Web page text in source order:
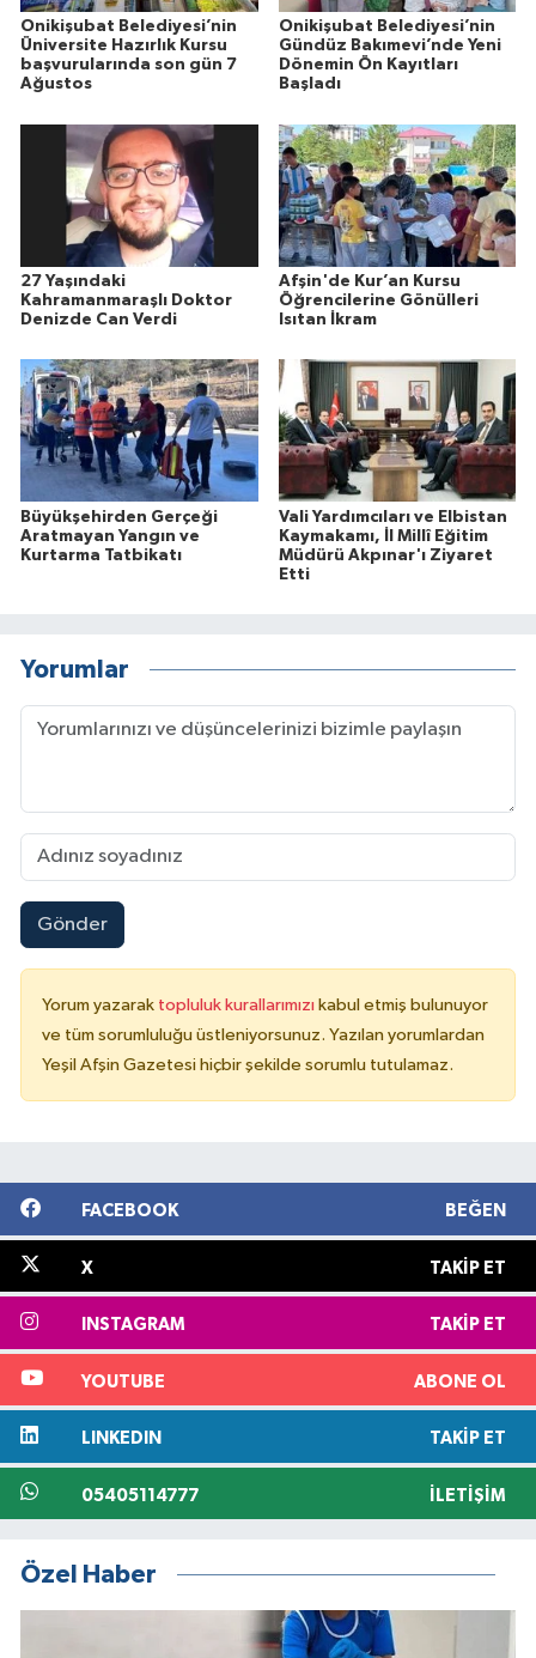
Onikişubat Belediyesi’nin
Üniversite Hazırlık Kursu
başvurularında son gün 7
Ağustos
Onikişubat Belediyesi’nin
Gündüz Bakımevi’nde Yeni
Dönemin Ön Kayıtları
Başladı
27 Yaşındaki
Kahramanmaraşlı Doktor
Denizde Can Verdi
Afşin'de Kur’an Kursu
Öğrencilerine Gönülleri
Isıtan İkram
Büyükşehirden Gerçeği
Aratmayan Yangın ve
Kurtarma Tatbikatı
Vali Yardımcıları ve Elbistan
Kaymakamı, İl Millî Eğitim
Müdürü Akpınar'ı Ziyaret
Etti
Yorumlar
Gönder
Yorum yazarak topluluk kurallarımızı kabul etmiş bulunuyor
ve tüm sorumluluğu üstleniyorsunuz. Yazılan yorumlardan
Yeşil Afşin Gazetesi hiçbir şekilde sorumlu tutulamaz.
FACEBOOK BEĞEN
X TAKIP ET
INSTAGRAM TAKIP ET
YOUTUBE ABONE OL
LINKEDIN TAKIP ET
05405114777 İLETIŞIM
Özel Haber